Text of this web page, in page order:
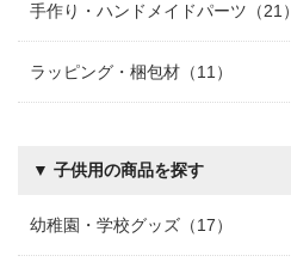
手作り・ハンドメイドパーツ（21）
ラッピング・梱包材（11）
▼ 子供用の商品を探す
幼稚園・学校グッズ（17）